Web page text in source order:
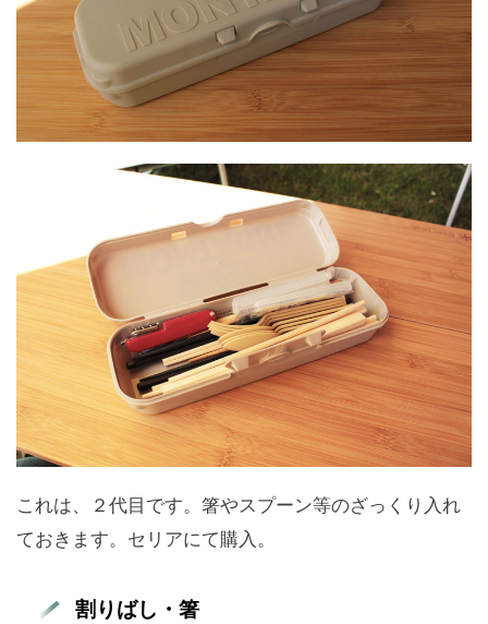
これは、２代目です。箸やスプーン等のざっくり入れ
ておきます。セリアにて購入。
割りばし・箸